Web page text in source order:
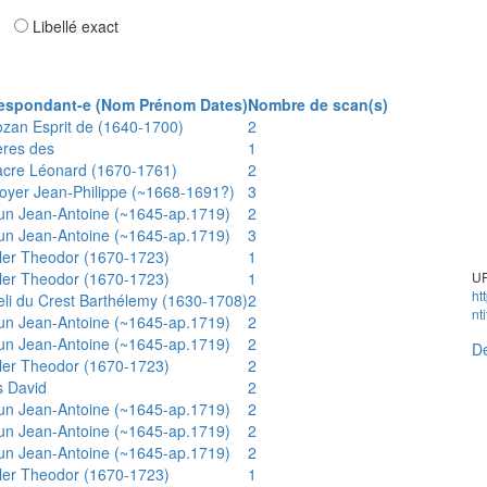
Libellé exact
e (Nom Prénom Dates)Nombre de scan(s)
Esprit de (1640-1700)
2
des
1
Léonard (1670-1761)
2
Jean-Philippe (~1668-1691?)
3
Jean-Antoine (~1645-ap.1719)
2
Jean-Antoine (~1645-ap.1719)
3
Theodor (1670-1723)
1
Theodor (1670-1723)
1
du Crest Barthélemy (1630-1708)2
Jean-Antoine (~1645-ap.1719)
2
Jean-Antoine (~1645-ap.1719)
2
Theodor (1670-1723)
2
David
2
Jean-Antoine (~1645-ap.1719)
2
Jean-Antoine (~1645-ap.1719)
2
Jean-Antoine (~1645-ap.1719)
2
Theodor (1670-1723)
1